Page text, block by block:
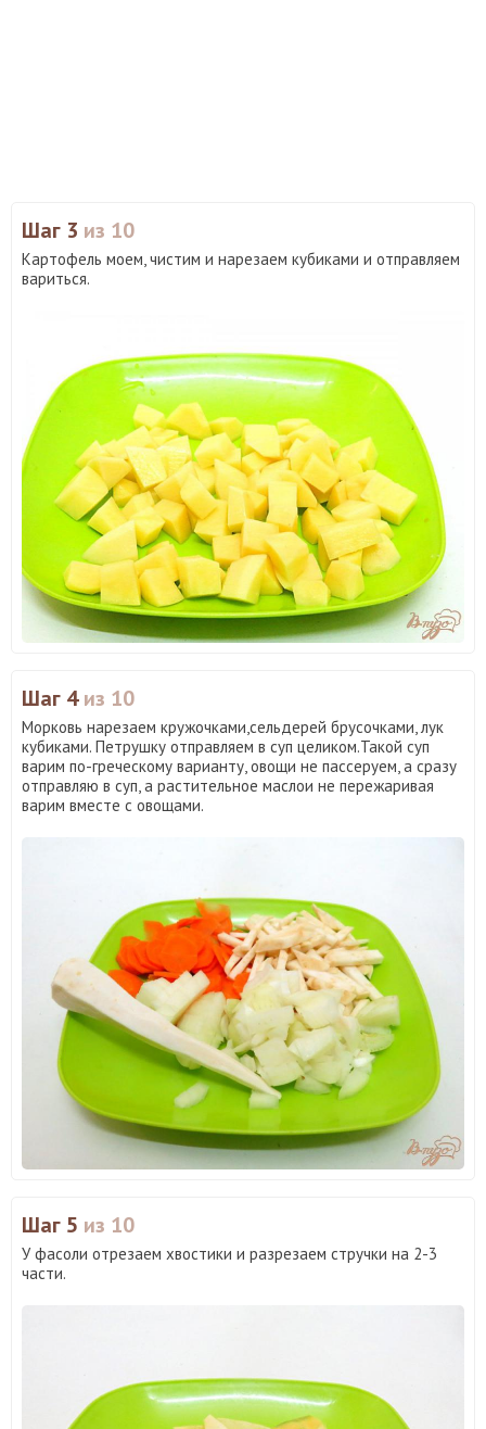
Шаг 3 из 10
Картофель моем, чистим и нарезаем кубиками и отправляем
вариться.
Шаг 4из 10
Морковь нарезаем кружочками,сельдерей брусочками, лук
кубиками. Петрушку отправляем в суп целиком.Такой суп
варим по-греческому варианту, овощи не пассеруем, а сразу
отправляю в суп, а растительное маслои не пережаривая
варим вместе с овощами.
Шаг 5 из 10
У фасоли отрезаем хвостики и разрезаем стручки на 2-3
части.